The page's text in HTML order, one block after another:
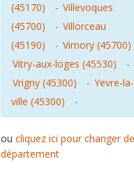
(45170)
- Villevoques
(45700)
- Villorceau
(45190)
- Vimory (45700)
Vitry-aux-loges (45530)
-
Vrigny (45300)
- Yevre-la-
ville (45300)
-
ou cliquez ici pour changer de
département